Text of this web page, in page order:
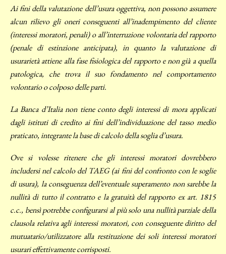
Ai fini della valutazione dell’usura oggettiva, non possono assumere
alcun rilievo gli oneri conseguenti all’inadempimento del cliente
(interessi moratori, penali) o all’interruzione volontaria del rapporto
(penale di estinzione anticipata), in quanto la valutazione di
usurarietà attiene alla fase fisiologica del rapporto e non già a quella
patologica, che trova il suo fondamento nel comportamento
volontario o colposo delle parti.
La Banca d’Italia non tiene conto degli interessi di mora applicati
dagli istituti di credito ai fini dell’individuazione del tasso medio
praticato, integrante la base di calcolo della soglia d’usura.
Ove si volesse ritenere che gli interessi moratori dovrebbero
includersi nel calcolo del TAEG (ai fini del confronto con le soglie
di usura), la conseguenza dell’eventuale superamento non sarebbe la
nullità di tutto il contratto e la gratuità del rapporto ex art. 1815
c.c., bensì potrebbe configurarsi al più solo una nullità parziale della
clausola relativa agli interessi moratori, con conseguente diritto del
mutuatario/utilizzatore alla restituzione dei soli interessi moratori
usurari effettivamente corrisposti.